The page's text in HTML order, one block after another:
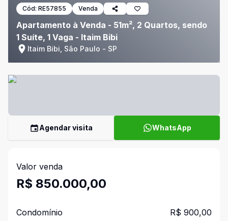
Cód: RE57855 Venda
Apartamento à Venda - 51m², 2 Quartos, sendo
1 Suíte, 1 Vaga - Itaim Bibi
Itaim Bibi, São Paulo - SP
Agendar visita WhatsApp
Valor venda
R$ 850.000,00
Condomínio R$ 900,00